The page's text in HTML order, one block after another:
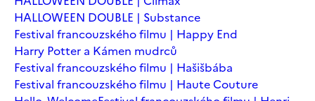
HALLOWEEN DOUBLE | Substance
Festival francouzského filmu | Happy End
Harry Potter a Kámen mudrců
Festival francouzského filmu | Hašišbába
Festival francouzského filmu | Haute Couture